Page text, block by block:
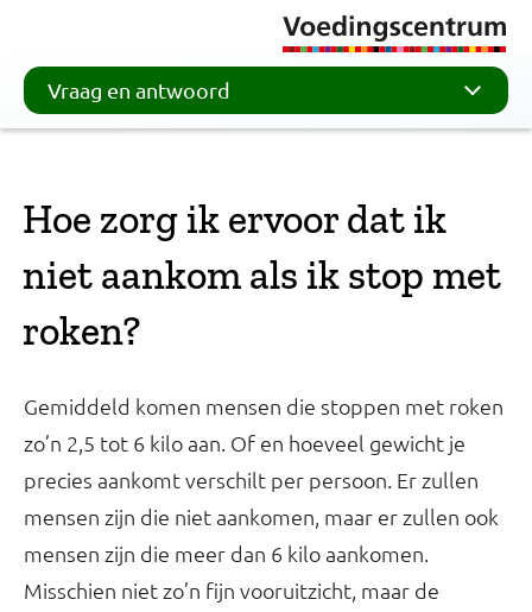
Vraag en antwoord
Hoe zorg ik ervoor dat ik
niet aankom als ik stop met
roken?
Gemiddeld komen mensen die stoppen met roken
zo’n 2,5 tot 6 kilo aan. Of en hoeveel gewicht je
precies aankomt verschilt per persoon. Er zullen
mensen zijn die niet aankomen, maar er zullen ook
mensen zijn die meer dan 6 kilo aankomen.
Misschien niet zo’n fijn vooruitzicht, maar de